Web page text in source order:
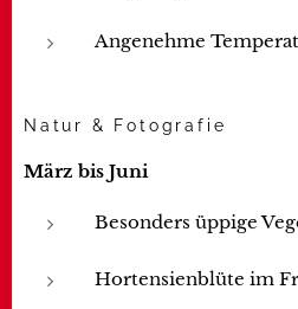
Angenehme
Natur & Fotografie
März bis Juni
Besonders üppige
Hortensienblüte im